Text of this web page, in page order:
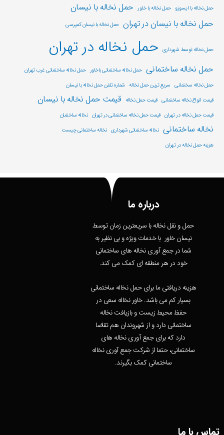
حمل نخاله با ایسوزو حمل نخاله با خاور حمل نخاله با نیسان
حمل نخاله با نیسان در تهران حمل نخاله با نیسان کمپرسی
حمل نخاله توسط شهرداری حمل نخاله در تهران
حمل نخاله ساختمانی حمل نخاله ساختمانی باخاور حمل نخاله ساختمانی غرب تهران
حمل نخاله سختمانی سریع ترین حمل نخاله شماره تلفن حمل نخاله با نیسان
قیمت انواع نخاله ساختمانی قیمت حمل نخاله قیمت حمل نخاله با نیسان
قیمت حمل نخاله در تهران قیمت حمل نخاله ساختمانی در تهران نخاله ساختمان
نخاله ساختمانی نخاله ساختمانی شهرداری نخاله ساختمانی چیست
هزینه حمل نخاله در تهران
درباره ما
حمل و نقل نخاله با سریعترین زمان توسط
نیسان خاور با خدمات ویژه و بی نظیر به
شما در جمع آوری نخاله های ساختمانی
خود در هر منطقه ای کمک می کند.
هزینه دریافتی ما برای حمل نخاله ساختمانی
بسیار کم می باشد. خاور نخاله سعی در
حفظ محیط زیست و بازیافت نخاله
ساختمانی دارد و از شهروندان هم تقاضا
دارد که برای جمع آوری نخاله های
ساختمانی، حتما از شرکت جمع آوری نخاله
ساختمانی کمک بگیرند.
تماس با ما